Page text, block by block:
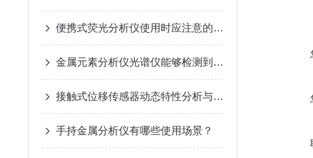
便携式荧光分析仪使用时应注意的操作规范
金属元素分析仪光谱仪能够检测到极低浓度的金属元素
接触式位移传感器动态特性分析与校准方法
手持金属分析仪有哪些使用场景？